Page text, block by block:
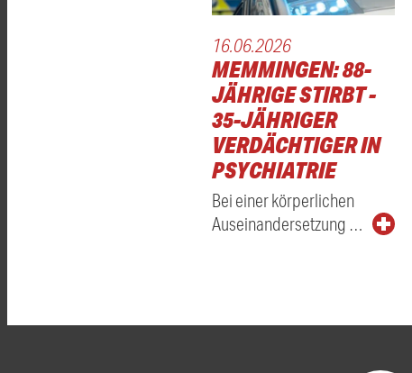
16.06.2026
MEMMINGEN: 88-
JÄHRIGE STIRBT -
35-JÄHRIGER
VERDÄCHTIGER IN
PSYCHIATRIE
Bei einer körperlichen
Auseinandersetzung …